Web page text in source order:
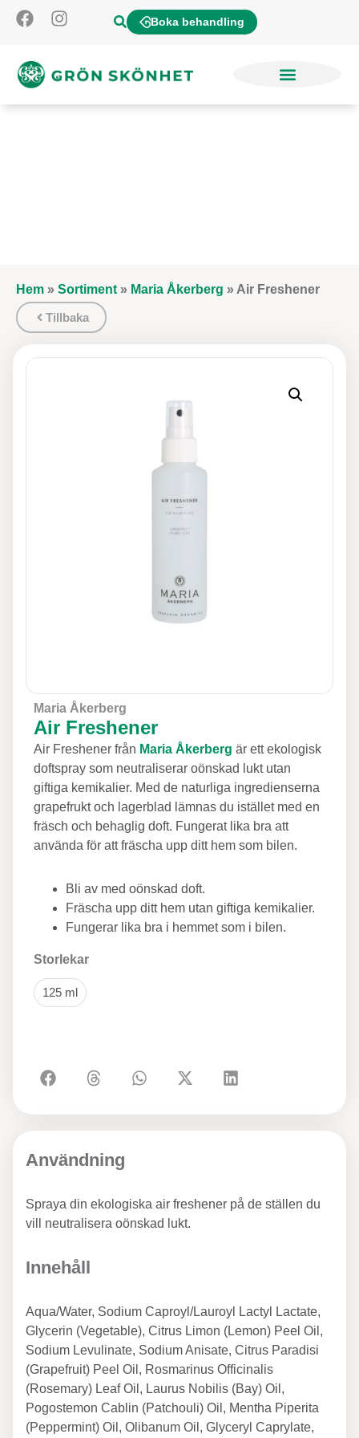
Boka behandling
Tillbaka
Hem » Sortiment » Maria Åkerberg » Air Freshener
Maria Åkerberg
Air Freshener
Air Freshener från Maria Åkerberg är ett ekologisk
doftspray som neutraliserar oönskad lukt utan
giftiga kemikalier. Med de naturliga ingredienserna
grapefrukt och lagerblad lämnas du istället med en
fräsch och behaglig doft. Fungerat lika bra att
använda för att fräscha upp ditt hem som bilen.
Bli av med oönskad doft.
Fräscha upp ditt hem utan giftiga kemikalier.
Fungerar lika bra i hemmet som i bilen.
Storlekar
125 ml
Användning
Spraya din ekologiska air freshener på de ställen du
vill neutralisera oönskad lukt.
Innehåll
Aqua/Water, Sodium Caproyl/Lauroyl Lactyl Lactate,
Glycerin (Vegetable), Citrus Limon (Lemon) Peel Oil,
Sodium Levulinate, Sodium Anisate, Citrus Paradisi
(Grapefruit) Peel Oil, Rosmarinus Officinalis
(Rosemary) Leaf Oil, Laurus Nobilis (Bay) Oil,
Pogostemon Cablin (Patchouli) Oil, Mentha Piperita
(Peppermint) Oil, Olibanum Oil, Glyceryl Caprylate,